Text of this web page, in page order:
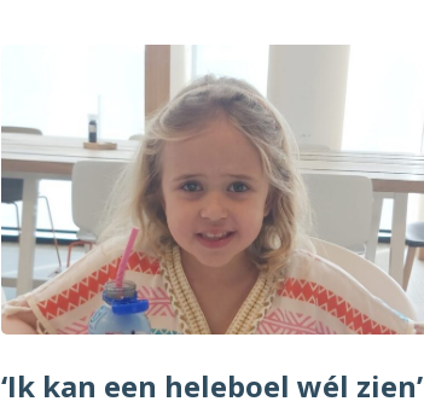
‘Ik kan een heleboel wél zien’